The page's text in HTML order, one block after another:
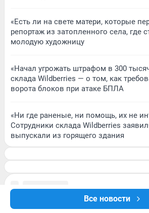
Все новости
«Есть ли на свете матери, которые
репортаж из затопленного села, где
молодую художницу
«Начал угрожать штрафом в 300
склада Wildberries — о том, как
ворота блоков при атаке БПЛА
«Ни где раненые, ни помощь, их не
Сотрудники склада Wildberries
выпускали из горящего здания